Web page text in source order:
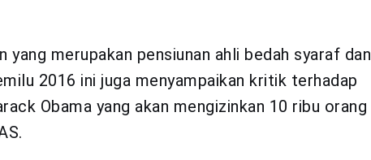
merupakan pensiunan ahli bedah syaraf dan
2016 ini juga menyampaikan kritik terhadap
Obama yang akan mengizinkan 10 ribu orang